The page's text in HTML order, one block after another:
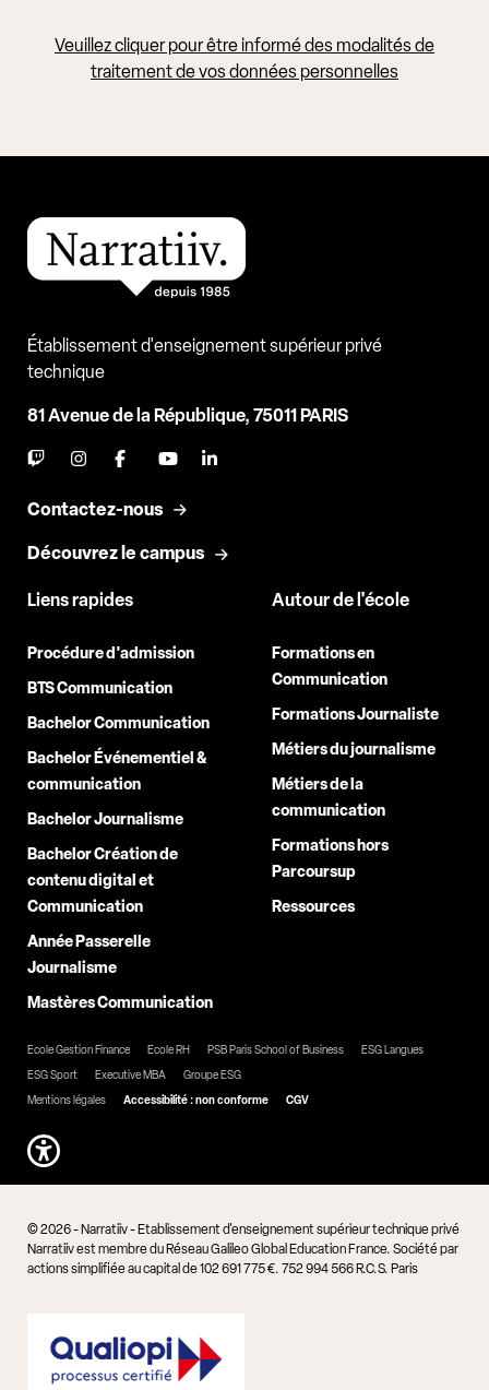
Veuillez cliquer pour être informé des modalités de
traitement de vos données personnelles
Établissement d'enseignement supérieur privé
technique
81 Avenue de la République, 75011 PARIS
Contactez-nous
Découvrez le campus
Liens rapides
Procédure d'admission
BTS Communication
Bachelor Communication
Bachelor Événementiel &
communication
Bachelor Journalisme
Bachelor Création de
contenu digital et
Communication
Année Passerelle
Journalisme
Mastères Communication
Autour de l'école
Formations en
Communication
Formations Journaliste
Métiers du journalisme
Métiers de la
communication
Formations hors
Parcoursup
Ressources
Ecole Gestion Finance Ecole RH PSB Paris School of Business
ESG Langues
ESG Sport
Executive MBA
Groupe ESG
Mentions légales
Accessibilité : non conforme CGV
© 2026 - Narratiiv - Etablissement d'enseignement supérieur technique privé
Narratiiv est membre du Réseau Galileo Global Education France. Société par
actions simplifiée au capital de 102 691 775 €. 752 994 566 R.C.S. Paris